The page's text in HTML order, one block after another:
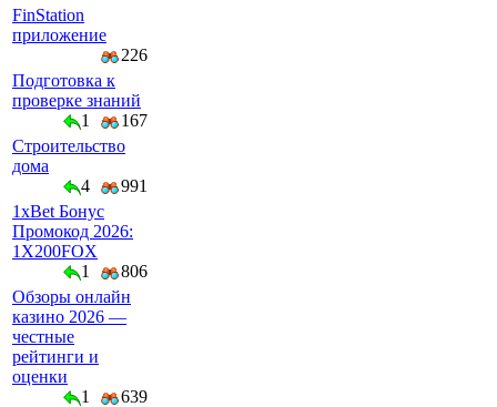
FinStation
приложение
226
Подготовка к
проверке знаний
1
167
Строительство
дома
4
991
1xBet Бонус
Промокод 2026:
1X200FOX
1
806
Обзоры онлайн
казино 2026 —
честные
рейтинги и
оценки
1
639